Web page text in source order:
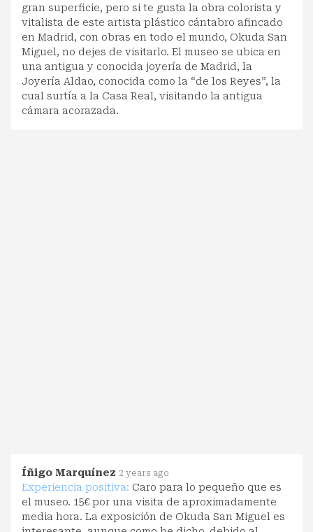
gran superficie, pero si te gusta la obra colorista y
vitalista de este artista plástico cántabro afincado
en Madrid, con obras en todo el mundo, Okuda San
Miguel, no dejes de visitarlo. El museo se ubica en
una antigua y conocida joyería de Madrid, la
Joyería Aldao, conocida como la “de los Reyes”, la
cual surtía a la Casa Real, visitando la antigua
cámara acorazada.
Íñigo Marquínez 2 years ago
Experiencia positiva: Caro para lo pequeño que es
el museo. 15€ por una visita de aproximadamente
media hora. La exposición de Okuda San Miguel es